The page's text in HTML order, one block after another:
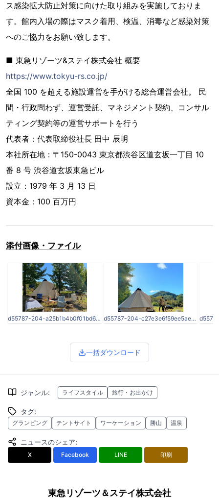
ス感染拡⼤防止対策に向けた取り組みを実施しておりま
す。館内入場の際はマスク着用、検温、消毒など感染対策
へのご協力をお願い致します。
■ 東急リゾーツ&ステイ株式会社 概要
https://www.tokyu-rs.co.jp/
全国 100 を超える施設運営を手がける総合運営会社。 ⺠
間・行政問わず、運営受託、マネジメント契約、コンサル
ティング契約等の運営サポートを行う
代表者：代表取締役社⻑ ⽥中 辰明
本社所在地：〒150-0043 東京都渋⾕区道玄坂一丁目 10
番 8 号 渋⾕道玄坂東急ビル
設⽴：1979 年 3 月 13 日
資本金：100 百万円
添付画像・ファイル
d55787-204-a25b1b4b0f01bd6656e9-0.jpg d55787-204-c27e3e6f59ee5ae1149e-1.jpg
一括ダウンロード
ジャンル: ライフスタイル 旅行・お出かけ
タグ:
グランピング テントサイト ワーケーション 勝山 温泉
ニュースのシェア:
X Facebook LINE 印刷
東急リゾーツ＆ステイ株式会社